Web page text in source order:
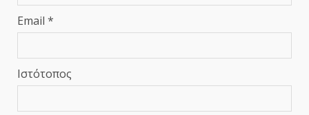
Email *
Ιστότοπος